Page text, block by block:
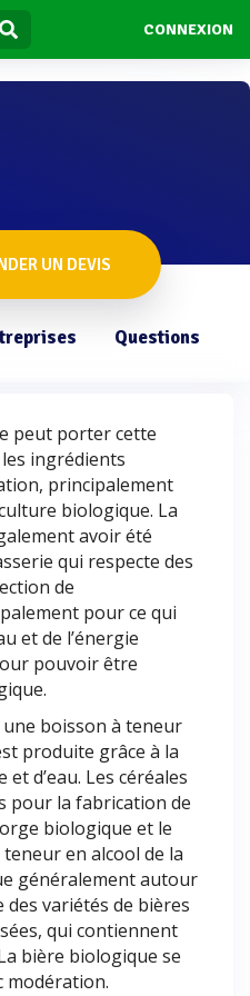
CONNEXION
UN DEVIS
Questions
peut porter cette
ingrédients
principalement
biologique. La
avoir été
qui respecte des
de
pour ce qui
et de l’énergie
pouvoir être
boisson à teneur
produite grâce à la
d’eau. Les céréales
pour la fabrication de
biologique et le
en alcool de la
généralement autour
des variétés de bières
qui contiennent
bière biologique se
modération.